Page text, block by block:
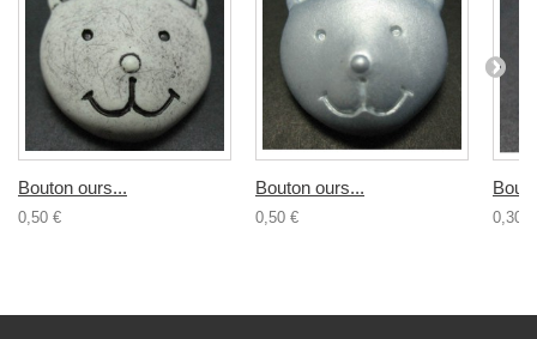
Bouton ours...
0,50 €
Bouton ours...
0,50 € 0,30 €